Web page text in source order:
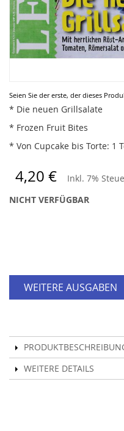
Seien Sie der erste, der dieses
* Die neuen Grillsalate
* Frozen Fruit Bites
* Von Cupcake bis Torte: 1
4,20 € Inkl. 7%
NICHT VERFÜGBAR
WEITERE AUSGABEN
WEITERE DETAILS
Zum
Anfang
Bildergalerie
springen